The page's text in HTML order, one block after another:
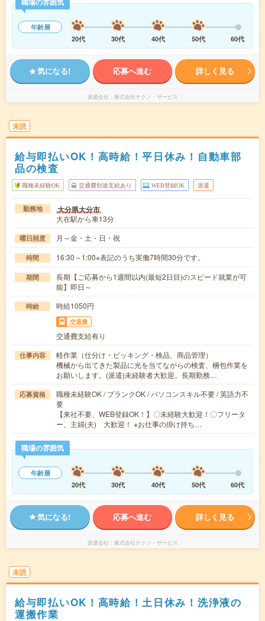
年齢層
20代
30代 40代 50代 60代
気になる! 応募へ進む 詳しく見る
派遣会社 株式会社テクノ・サービス
未読
給与即払いOK！高時給！平日休み！自動車部
品の検査
職種未経験OK 交通費別途支給あり WEB登録OK 派遣
勤務地 大分県大分市
大在駅から車13分
曜日頻度 月～金・土・日・祝
時間 16:30～1:00※表記のうち実働7時間30分です。
期間
長期【ご応募から1週間以内(最短2日目)のスピード就業が可
能】即日～
時給 時給1050円
交通費
交通費支給有り
仕事内容
軽作業（仕分け・ピッキング・検品、商品管理）
機械から出てきた製品に光を当てながらの検査、梱包作業を
お願いします。(派遣)未経験者大歓迎。長期勤務…
応募資格
職種未経験OK / ブランクOK / パソコンスキル不要 / 英語力不
要
【来社不要、WEB登録OK！】〇未経験大歓迎！〇フリータ
ー、主婦(夫) 大歓迎！ ※お仕事の掛け持ち…
職場の雰囲気
年齢層
20代
30代 40代 50代 60代
気になる! 応募へ進む 詳しく見る
派遣会社 株式会社テクノ・サービス
未読
給与即払いOK！高時給！土日休み！洗浄液の
運搬作業